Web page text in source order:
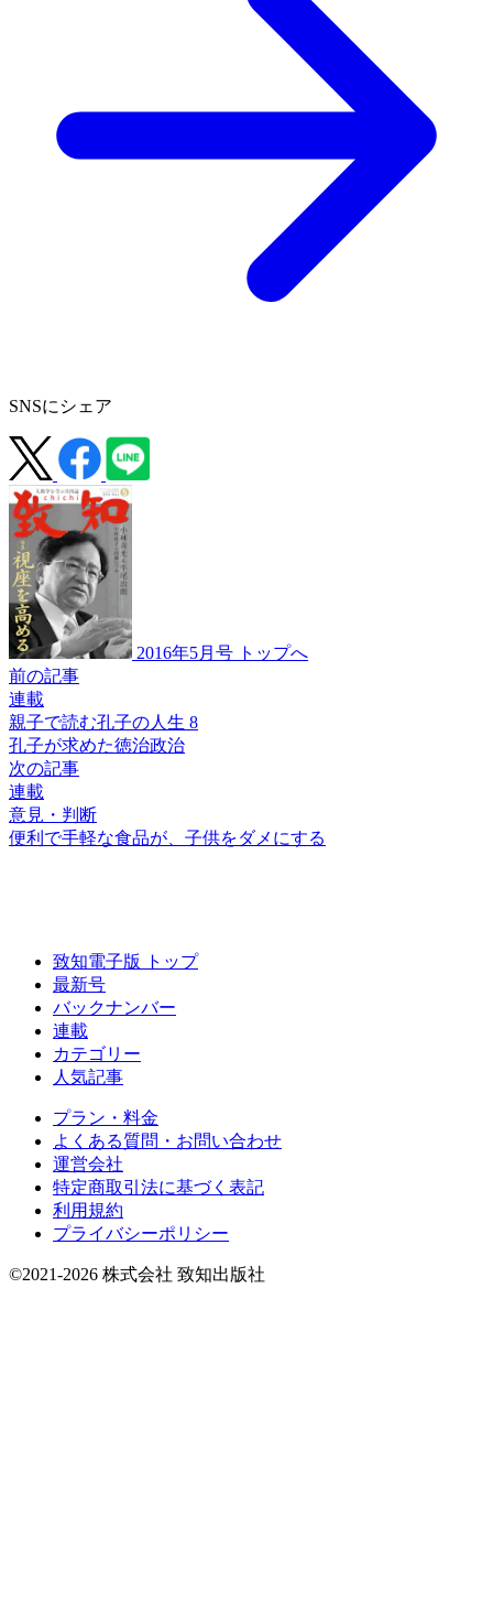
SNSにシェア
2016年5月号 トップへ
前の記事
連載
親子で読む孔子の人生 8
孔子が求めた徳治政治
次の記事
連載
意見・判断
便利で手軽な食品が、 子供をダメにする
致知電子版 トップ
最新号
バックナンバー
連載
カテゴリー
人気記事
プラン・料金
よくある質問・お問い合わせ
運営会社
特定商取引法に基づく表記
利用規約
プライバシーポリシー
©2021-2026 株式会社 致知出版社